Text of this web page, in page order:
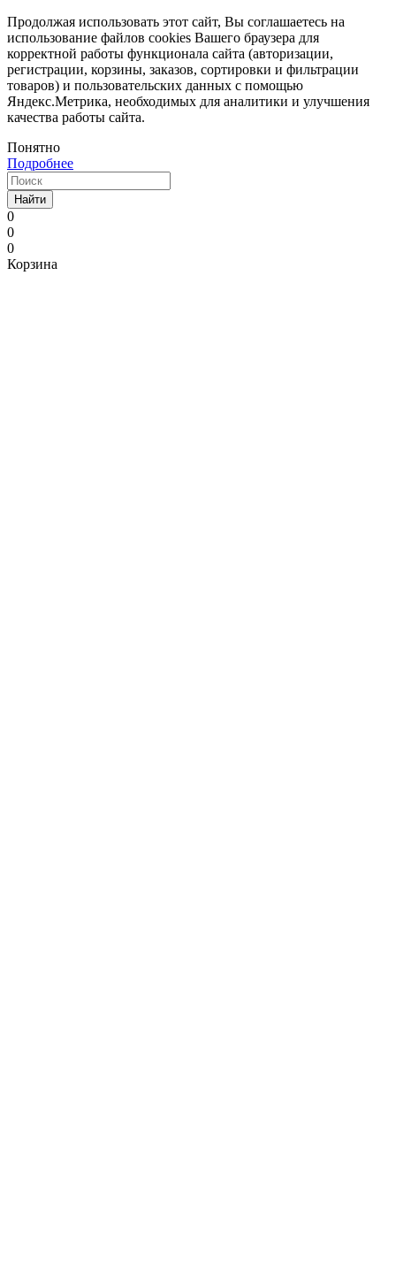
Продолжая использовать этот сайт, Вы соглашаетесь на
использование файлов cookies Вашего браузера для
корректной работы функционала сайта (авторизации,
регистрации, корзины, заказов, сортировки и фильтрации
товаров) и пользовательских данных с помощью
Яндекс.Метрика, необходимых для аналитики и улучшения
качества работы сайта.
Понятно
Подробнее
Найти
0
0
0
Корзина